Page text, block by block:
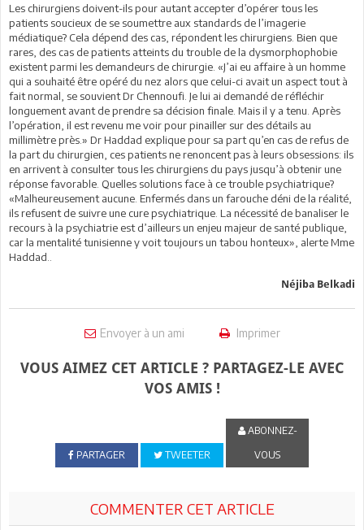
Les chirurgiens doivent-ils pour autant accepter d’opérer tous les
patients soucieux de se soumettre aux standards de l’imagerie
médiatique? Cela dépend des cas, répondent les chirurgiens. Bien que
rares, des cas de patients atteints du trouble de la dysmorphophobie
existent parmi les demandeurs de chirurgie. «J’ai eu affaire à un homme
qui a souhaité être opéré du nez alors que celui-ci avait un aspect tout à
fait normal, se souvient Dr Chennoufi. Je lui ai demandé de réfléchir
longuement avant de prendre sa décision finale. Mais il y a tenu. Après
l’opération, il est revenu me voir pour pinailler sur des détails au
millimètre près.» Dr Haddad explique pour sa part qu’en cas de refus de
la part du chirurgien, ces patients ne renoncent pas à leurs obsessions: ils
en arrivent à consulter tous les chirurgiens du pays jusqu’à obtenir une
réponse favorable. Quelles solutions face à ce trouble psychiatrique?
«Malheureusement aucune. Enfermés dans un farouche déni de la réalité,
ils refusent de suivre une cure psychiatrique. La nécessité de banaliser le
recours à la psychiatrie est d’ailleurs un enjeu majeur de santé publique,
car la mentalité tunisienne y voit toujours un tabou honteux», alerte Mme
Haddad..
Néjiba Belkadi
Envoyer à un ami Imprimer
VOUS AIMEZ CET ARTICLE ? PARTAGEZ-LE AVEC
VOS AMIS !
PARTAGER TWEETER
ABONNEZ-
VOUS
COMMENTER CET ARTICLE